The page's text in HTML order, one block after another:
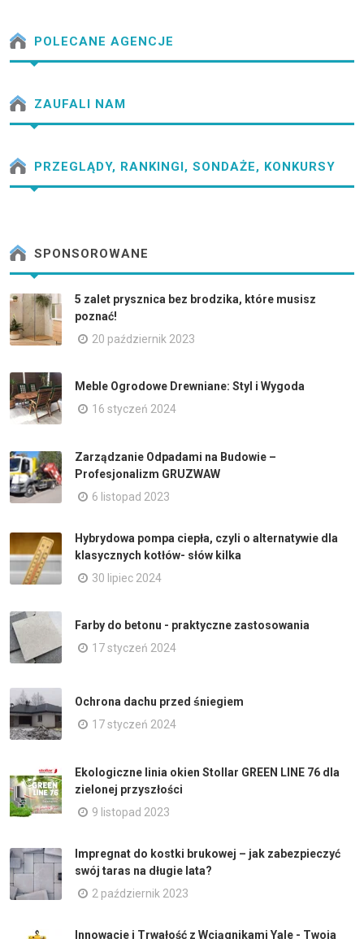
POLECANE AGENCJE
ZAUFALI NAM
PRZEGLĄDY, RANKINGI, SONDAŻE, KONKURSY
SPONSOROWANE
5 zalet prysznica bez brodzika, które musisz
poznać!
20 październik 2023
Meble Ogrodowe Drewniane: Styl i Wygoda
16 styczeń 2024
Zarządzanie Odpadami na Budowie –
Profesjonalizm GRUZWAW
6 listopad 2023
Hybrydowa pompa ciepła, czyli o alternatywie dla
klasycznych kotłów- słów kilka
30 lipiec 2024
Farby do betonu - praktyczne zastosowania
17 styczeń 2024
Ochrona dachu przed śniegiem
17 styczeń 2024
Ekologiczne linia okien Stollar GREEN LINE 76 dla
zielonej przyszłości
9 listopad 2023
Impregnat do kostki brukowej – jak zabezpieczyć
swój taras na długie lata?
2 październik 2023
Innowacje i Trwałość z Wciągnikami Yale - Twoja